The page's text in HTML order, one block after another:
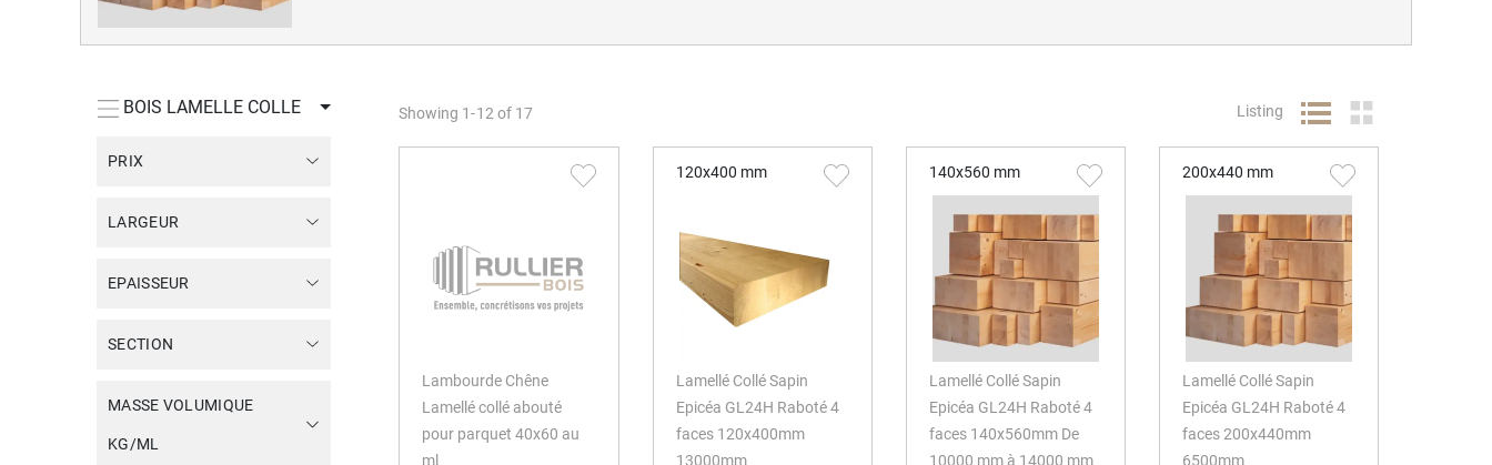
Showing 1-12of 17 Listing
Lambourde Chêne
Lamellé collé abouté
pour parquet 40x60 au
ml
120x400 mm
Lamellé Collé Sapin
Epicéa GL24H Raboté 4
faces 120x400mm
13000mm
140x560 mm
Lamellé Collé Sapin
Epicéa GL24H Raboté 4
faces 140x560mm De
10000 mm à 14000 mm
200x440 mm
Lamellé Collé Sapin
Epicéa GL24H Raboté 4
faces 200x440mm
6500mm
BOIS LAMELLE COLLE
PRIX
LARGEUR
EPAISSEUR
SECTION
MASSE VOLUMIQUE
KG/ML